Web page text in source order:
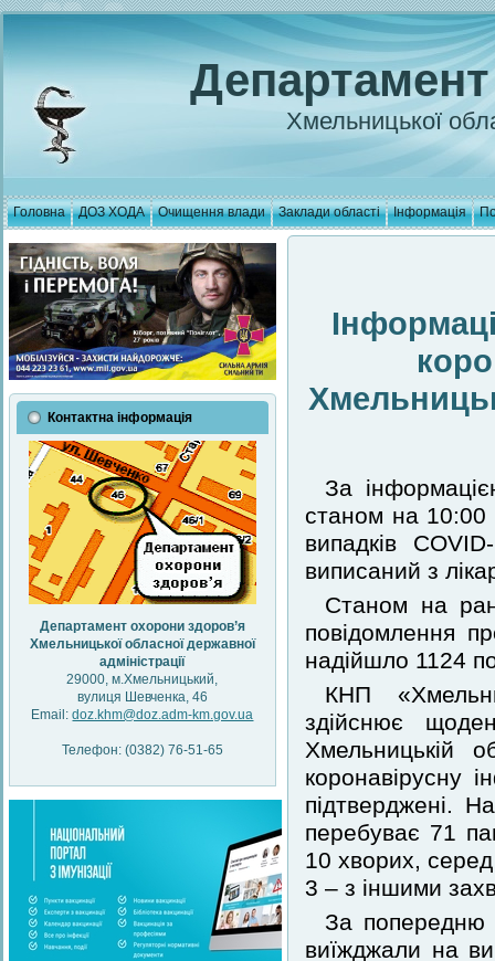
Хмельницької
Головна ДОЗ ХОДА Очищення влади Заклади області Інформація
Контактна інформація
Департамент охорони здоров’я
Хмельницької обласної державної
адміністрації
29000, м.Хмельницький,
вулиця Шевченка, 46
Email:doz.khm@doz.adm-km.gov.ua
Телефон: (0382) 76-51-65
За
станом на 10:00
випадків
виписаний з
Станом на
повідомлення
надійшло 1124
КНП
здійснює
Хмельницькій
коронавірусну
підтверджені.
перебуває 71
10 хворих,
3 – з іншими
За попередню
виїжджали на